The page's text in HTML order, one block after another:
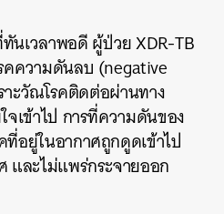
นเวลาพอดี ผู้ป่วย XDR-TB
ความดันลบ (negative
ะวัณโรคติดต่อผ่านทาง
เข้าไป การที่ความดันของ
ที่อยู่ในอากาศถูกดูดเข้าไป
และไม่แพร่กระจายออก